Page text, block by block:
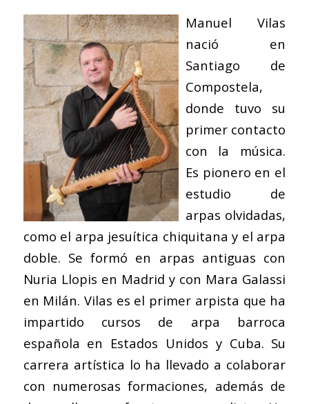
Manuel Vilas
nació en
Santiago de
Compostela,
donde tuvo su
primer contacto
con la música.
Es pionero en el
estudio de
arpas olvidadas,
como el arpa jesuítica chiquitana y el arpa
doble. Se formó en arpas antiguas con
Nuria Llopis en Madrid y con Mara Galassi
en Milán. Vilas es el primer arpista que ha
impartido cursos de arpa barroca
española en Estados Unidos y Cuba. Su
carrera artística lo ha llevado a colaborar
con numerosas formaciones, además de